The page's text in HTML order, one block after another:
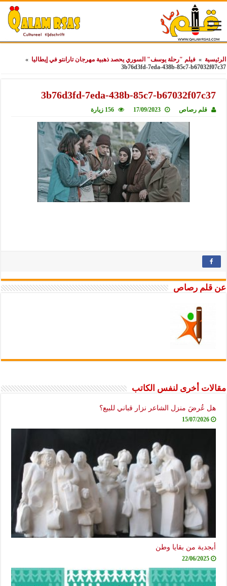
الرئيسية » فيلم "رحلة يوسف" السوري يحصد ذهبية مهرجان تارانتو في إيطاليا »
3b76d3fd-7eda-438b-85c7-b67032f07c37
3b76d3fd-7eda-438b-85c7-b67032f07c37
قلم رصاص 17/09/2023 156 زيارة
عن قلم رصاص
مقالات أخرى لنفس الكاتب
هل عُرضَ منزل الشاعر نزار قباني للبيع؟
15/07/2026
أبجدية من بقايا وطن
22/06/2025